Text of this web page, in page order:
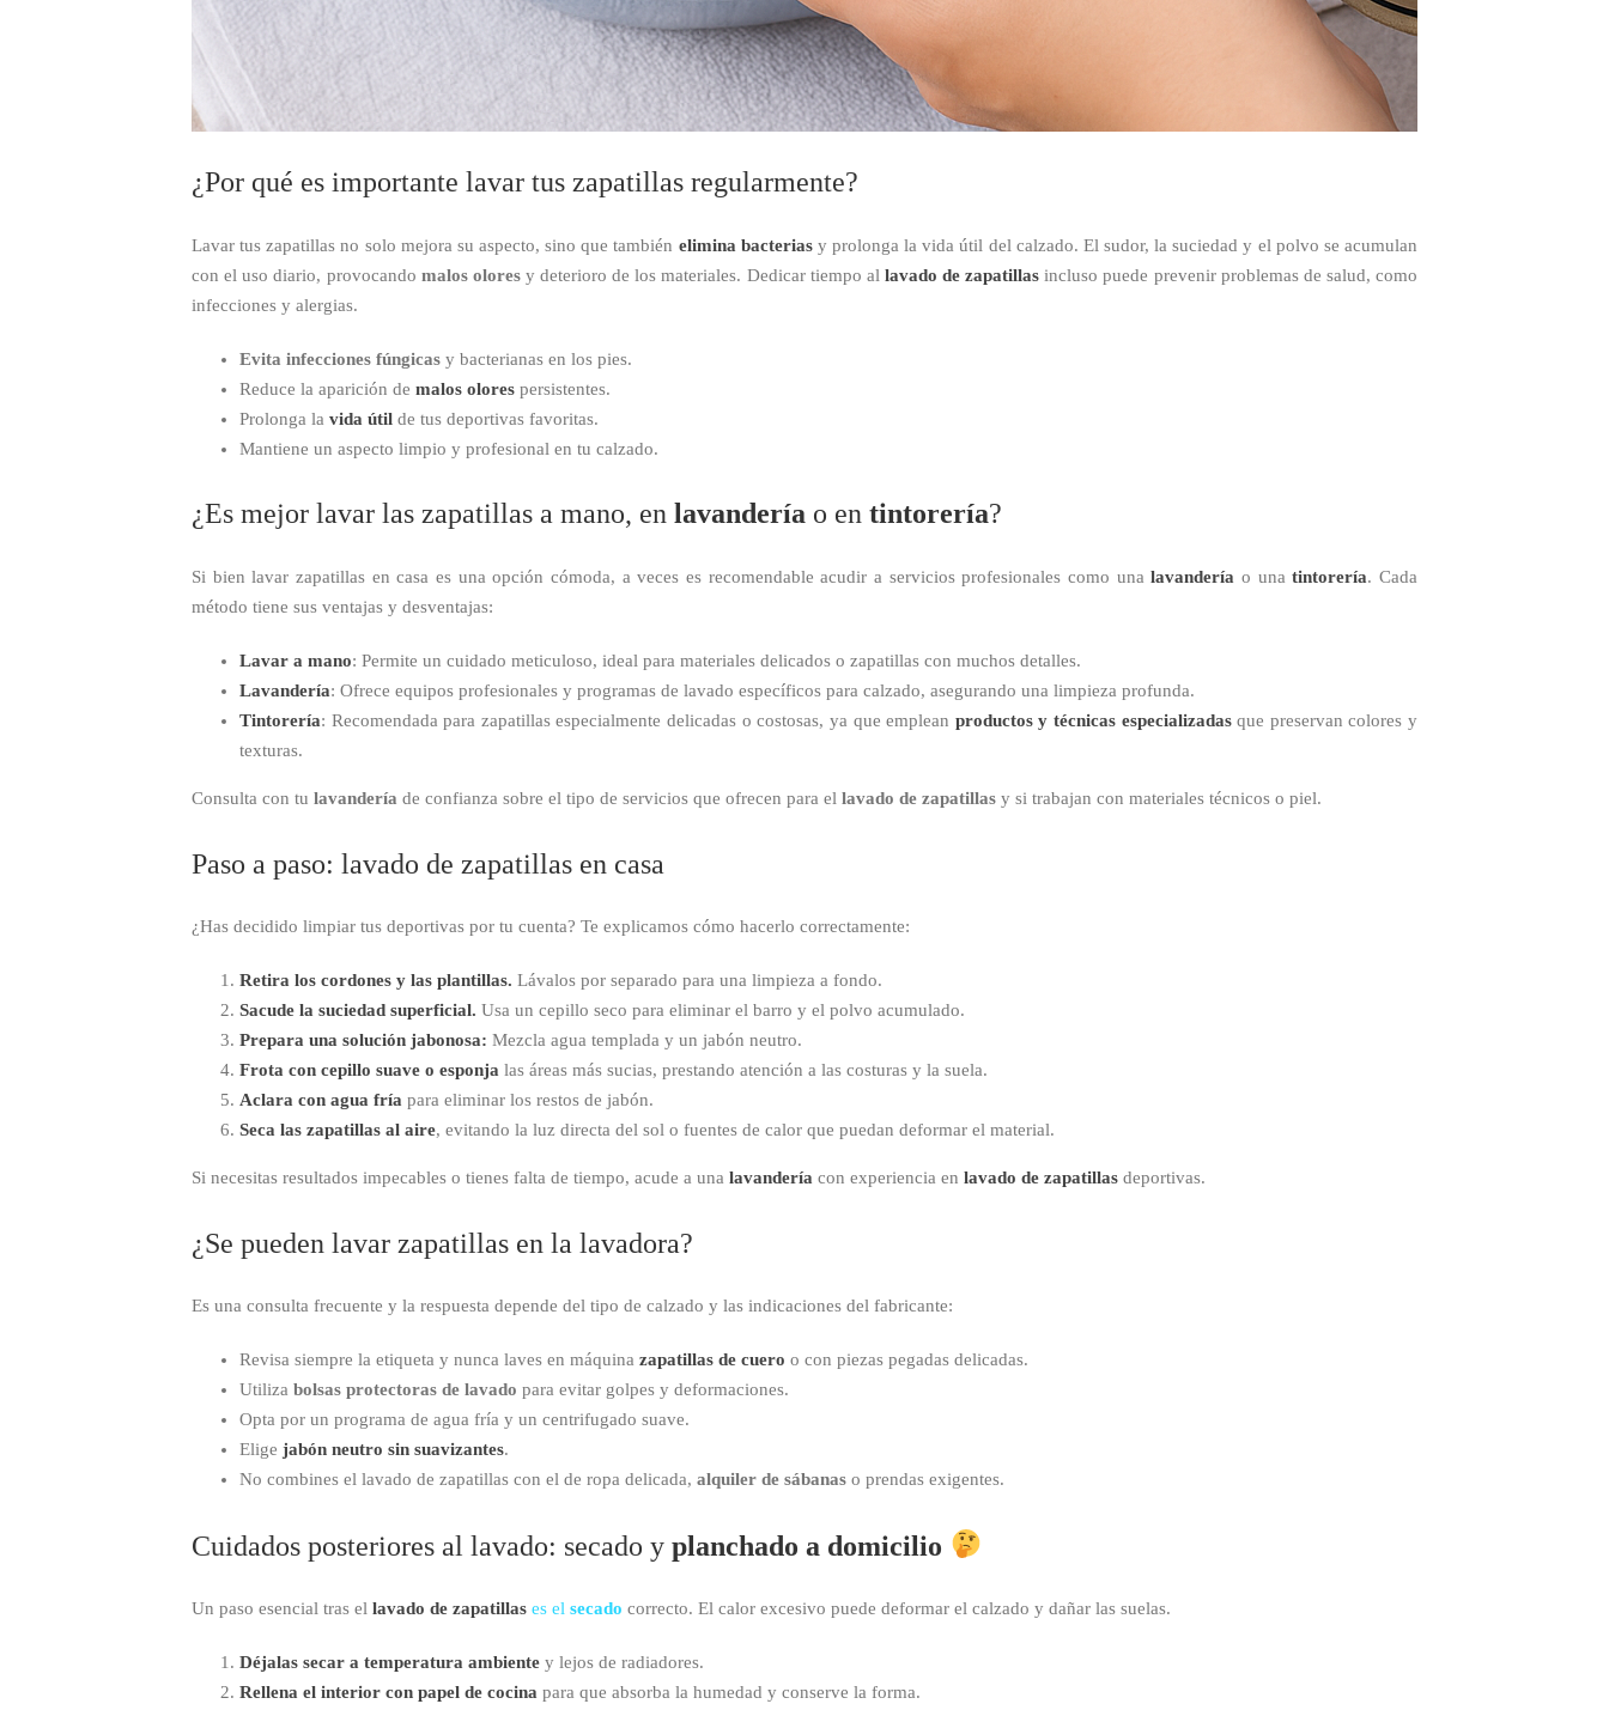
¿Por qué es importante lavar tus zapatillas regularmente?
Lavar tus zapatillas no solo mejora su aspecto, sino que también elimina bacteriasy prolonga la vida útil del calzado. El sudor, la suciedad y el polvo se acumulan
con el uso diario, provocando malos oloresy deterioro de los materiales. Dedicar tiempo al lavado de zapatillas incluso puede prevenir problemas de salud, como
infecciones y alergias.
Evita infecciones fúngicas y bacterianas en los pies.
Reduce la aparición de malos olores persistentes.
Prolonga la vida útil de tus deportivas favoritas.
Mantiene un aspecto limpio y profesional en tu calzado.
¿Es mejor lavar las zapatillas a mano, en lavandería o en tintorería?
Si bien lavar zapatillas en casa es una opción cómoda, a veces es recomendable acudir a servicios profesionales como unalavandería o unatintorería. Cada
método tiene sus ventajas y desventajas:
Lavar a mano: Permite un cuidado meticuloso, ideal para materiales delicados o zapatillas con muchos detalles.
Lavandería: Ofrece equipos profesionales y programas de lavado específicos para calzado, asegurando una limpieza profunda.
Tintorería: Recomendada para zapatillas especialmente delicadas o costosas, ya que emplean productos y técnicas especializadasque preservan colores y
texturas.
Consulta con tu lavandería de confianza sobre el tipo de servicios que ofrecen para el lavado de zapatillas y si trabajan con materiales técnicos o piel.
Paso a paso: lavado de zapatillas en casa
¿Has decidido limpiar tus deportivas por tu cuenta? Te explicamos cómo hacerlo correctamente:
Retira los cordones y las plantillas. Lávalos por separado para una limpieza a fondo.
Sacude la suciedad superficial. Usa un cepillo seco para eliminar el barro y el polvo acumulado.
Prepara una solución jabonosa: Mezcla agua templada y un jabón neutro.
Frota con cepillo suave o esponja las áreas más sucias, prestando atención a las costuras y la suela.
Aclara con agua fría para eliminar los restos de jabón.
Seca las zapatillas al aire, evitando la luz directa del sol o fuentes de calor que puedan deformar el material.
Si necesitas resultados impecables o tienes falta de tiempo, acude a una lavandería con experiencia en lavado de zapatillas deportivas.
¿Se pueden lavar zapatillas en la lavadora?
Es una consulta frecuente y la respuesta depende del tipo de calzado y las indicaciones del fabricante:
Revisa siempre la etiqueta y nunca laves en máquina zapatillas de cuero o con piezas pegadas delicadas.
Utiliza bolsas protectoras de lavado para evitar golpes y deformaciones.
Opta por un programa de agua fría y un centrifugado suave.
Elige jabón neutro sin suavizantes.
No combines el lavado de zapatillas con el de ropa delicada, alquiler de sábanas o prendas exigentes.
Cuidados posteriores al lavado: secado y planchado a domicilio
Un paso esencial tras el lavado de zapatillas es el secado correcto. El calor excesivo puede deformar el calzado y dañar las suelas.
Déjalas secar a temperatura ambiente y lejos de radiadores.
Rellena el interior con papel de cocina para que absorba la humedad y conserve la forma.